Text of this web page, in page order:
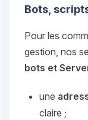
Bots,
Pour les
gestion, nos
bots et
une
claire ;